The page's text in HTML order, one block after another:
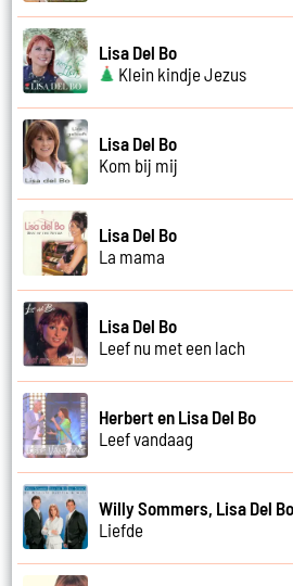
Lisa Del Bo
Klein kindje Jezus
Lisa Del Bo
Kom bij mij
Lisa Del Bo
La mama
Lisa Del Bo
Leef nu met een lach
Herbert en Lisa Del Bo
Leef vandaag
Willy Sommers, Lisa Del
Liefde